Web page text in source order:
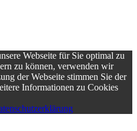
Webseite für Sie optimal zu
zu können, verwenden wir
der Webseite stimmen Sie der
Informationen zu Cookies